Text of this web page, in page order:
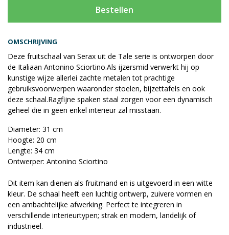
OMSCHRIJVING
Deze fruitschaal van Serax uit de Tale serie is ontworpen door
de Italiaan Antonino Sciortino.Als ijzersmid verwerkt hij op
kunstige wijze allerlei zachte metalen tot prachtige
gebruiksvoorwerpen waaronder stoelen, bijzettafels en ook
deze schaal.Ragfijne spaken staal zorgen voor een dynamisch
geheel die in geen enkel interieur zal misstaan.
Diameter: 31 cm
Hoogte: 20 cm
Lengte: 34 cm
Ontwerper: Antonino Sciortino
Dit item kan dienen als fruitmand en is uitgevoerd in een witte
kleur. De schaal heeft een luchtig ontwerp, zuivere vormen en
een ambachtelijke afwerking. Perfect te integreren in
verschillende interieurtypen; strak en modern, landelijk of
industrieel.
Bestellen